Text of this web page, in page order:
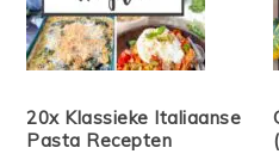
20x Klassieke Italiaanse
Pasta Recepten